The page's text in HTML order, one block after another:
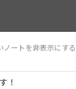
ートを非表示にす
！